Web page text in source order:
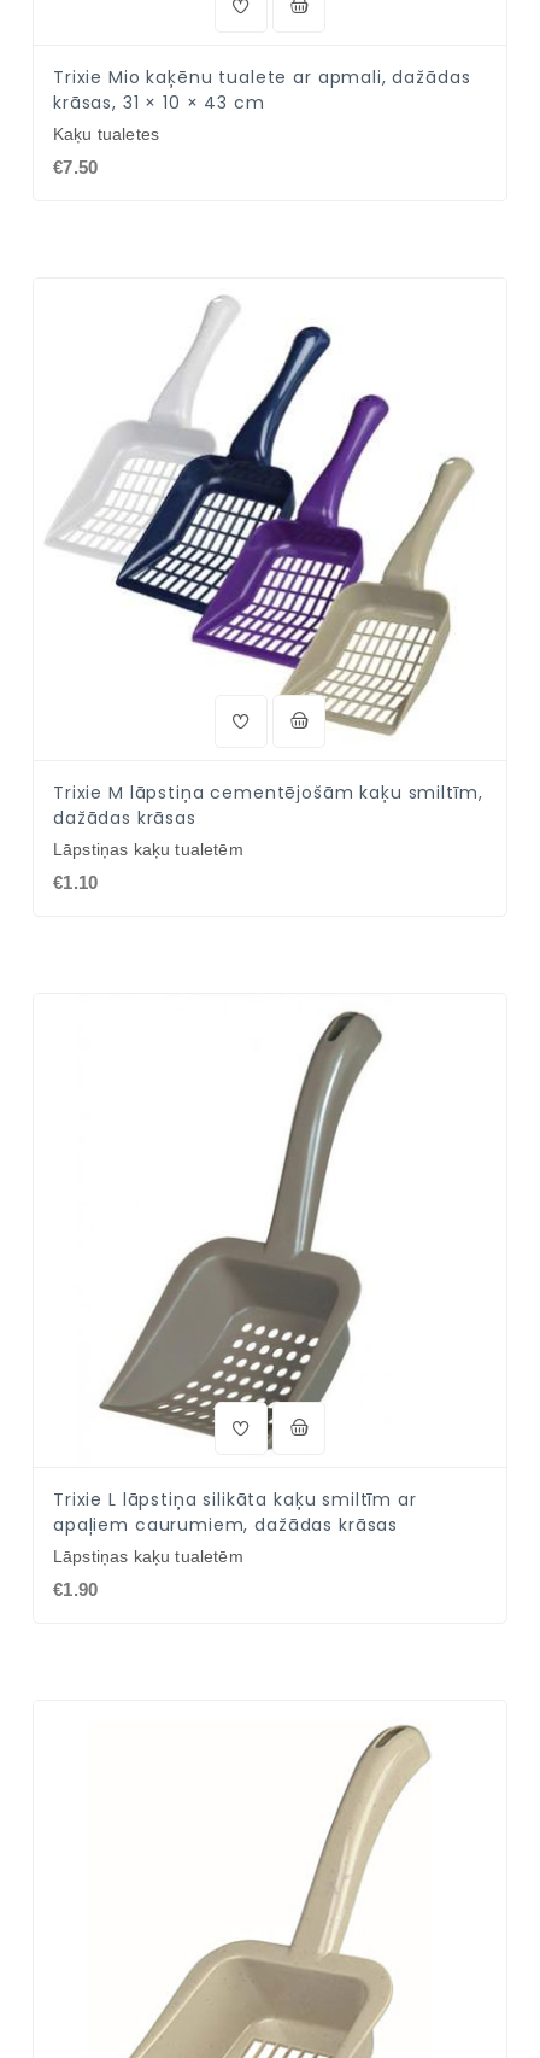
Trixie Mio kaķēnu tualete ar apmali, dažādas
krāsas, 31 × 10 × 43 cm
Kaķu tualetes
€7.50
Trixie M lāpstiņa cementējošām kaķu smiltīm,
dažādas krāsas
Lāpstiņas kaķu tualetēm
€1.10
Trixie L lāpstiņa silikāta kaķu smiltīm ar
apaļiem caurumiem, dažādas krāsas
Lāpstiņas kaķu tualetēm
€1.90